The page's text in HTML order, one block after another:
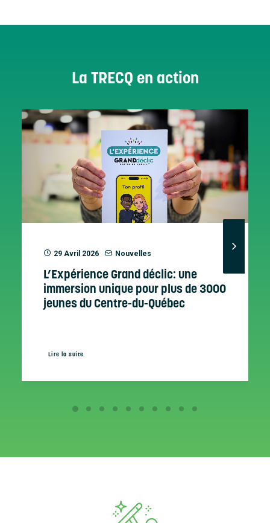
La TRECQ en action
29 Avril 2026 Nouvelles
L’Expérience Grand déclic: une
immersion unique pour plus de 3000
jeunes du Centre-du-Québec
Lire la suite